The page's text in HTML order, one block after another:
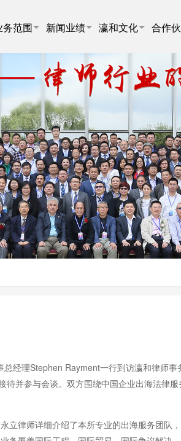
务范围 新闻业绩 瀛和文化 合作
经理Stephen Rayment一行到访瀛和律师
并参与会谈。双方围绕中国企业出海法律
律师详细介绍了本所专业的出海服务团队